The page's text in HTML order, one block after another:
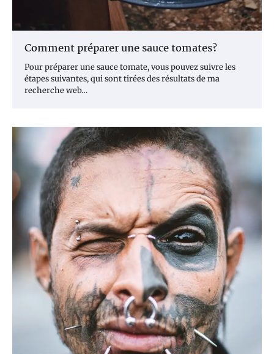
Comment préparer une sauce tomates?
Pour préparer une sauce tomate, vous pouvez suivre les
étapes suivantes, qui sont tirées des résultats de ma
recherche web…